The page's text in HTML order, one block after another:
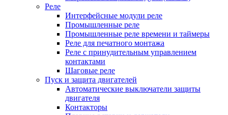
Реле
Интерфейсные модули реле
Промышленные реле
Промышленные реле времени и таймеры
Реле для печатного монтажа
Реле с принудительным управлением
контактами
Шаговые реле
Пуск и защита двигателей
Автоматические выключатели защиты
двигателя
Контакторы